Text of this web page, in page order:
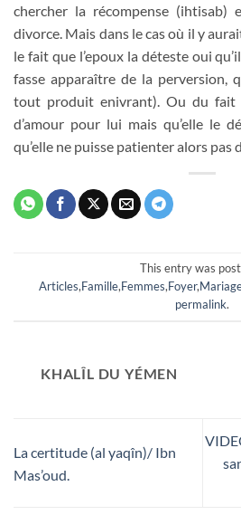
chercher la récompense (ihtisab)
divorce. Mais dans le cas où il y
le fait que l’epoux la déteste oui
fasse apparaître de la perversion,
tout produit enivrant). Ou du fait
d’amour pour lui mais qu’elle le
qu’elle ne puisse patienter alors pas
This entry was
Articles,Famille,Femmes,Foyer,
permalink.
KHALÎL DU YÉMEN
La certitude (al yaqîn)/ Ibn
Mas’oud.